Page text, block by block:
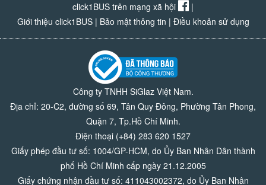
click1BUS trên mạng xã hội
|
Giới thiệu click1BUS| Bảo mật thông tin | Điều khoản sử dụng
Công ty TNHH SiGlaz Việt Nam.
Địa chỉ: 20-C2, đường số 69, Tân Quy Đông, Phường Tân Phong,
Quận 7, Tp.Hồ Chí Minh.
Điện thoại (+84) 283 620 1527
Giấy phép đầu tư số: 1004/GP-HCM, do Ủy Ban Nhân Dân thành
phố Hồ Chí Minh cấp ngày 21.12.2005
Giấy chứng nhận đầu tư số: 411043002372, do Ủy Ban Nhân